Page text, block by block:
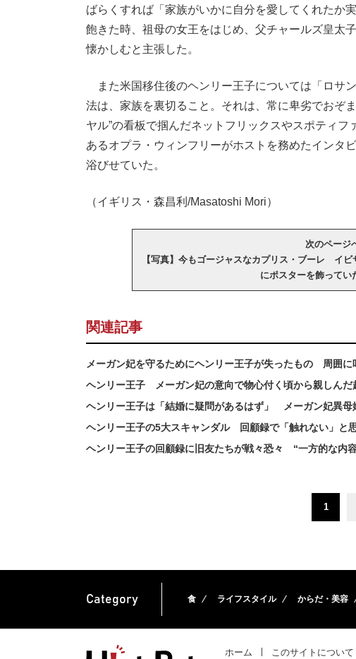
ばらくすれば「家族がいかに自分を愛してくれたか
飽きた時、祖母の女王をはじめ、父チャールズ皇太
懐かしむと主張した。
また米国移住後のヘンリー王子については「ロサ
法は、家族を裏切ること。それは、常に卑劣でおぞ
ヤル”の看板で掴んだネットフリックスやスポティフ
あるオプラ・ウィンフリーがホストを務めたインタ
浴びせていた。
（イギリス・森昌利/Masatoshi Mori）
次のページ
【写真】今もゴージャスなカプリス・ブーレ イ
にポスターを飾ってい
関連記事
メーガン妃を守るためにヘンリー王子が失ったもの 周囲に
ヘンリー王子 メーガン妃の意向で物心付く頃から親しん
ヘンリー王子は「結婚に疑問があるはず」 メーガン妃異母
ヘンリー王子の5大スキャンダル 回顧録で「触れない」と
ヘンリー王子の回顧録に旧友たちが戦々恐々 “一方的な内
1
Category 食 ライフスタイル からだ・美容
ホーム このサイトについて